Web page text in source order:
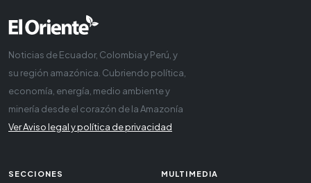
Noticias de Ecuador, Colombia y Perú, y
su región amazónica. Cubriendo política,
economía, energía, medio ambiente y
minería desde el corazón de la Amazonía
Ver Aviso legal y política de privacidad
SECCIONES MULTIMEDIA